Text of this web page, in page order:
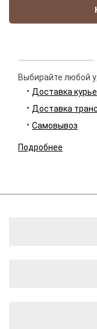
Выбирайте любой
Доставка
Доставка
Самовывоз
Подробнее